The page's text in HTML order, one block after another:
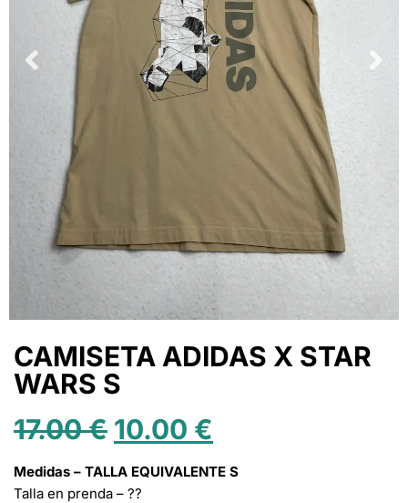
CAMISETA ADIDAS X STAR
WARS S
17.00€ 10.00 €
Medidas – TALLA EQUIVALENTE S
Talla en prenda – ??